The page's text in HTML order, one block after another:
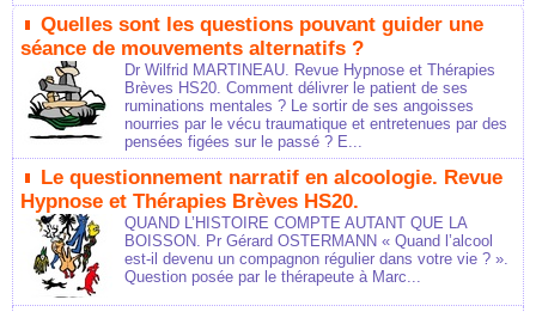
Quelles sont les questions pouvant guider une
séance de mouvements alternatifs ?
Dr Wilfrid MARTINEAU. Revue Hypnose et Thérapies
Brèves HS20. Comment délivrer le patient de ses
ruminations mentales ? Le sortir de ses angoisses
nourries par le vécu traumatique et entretenues par des
pensées figées sur le passé ? E...
Le questionnement narratif en alcoologie. Revue
Hypnose et Thérapies Brèves HS20.
QUAND L’HISTOIRE COMPTE AUTANT QUE LA
BOISSON. Pr Gérard OSTERMANN « Quand l’alcool
est-il devenu un compagnon régulier dans votre vie ? ».
Question posée par le thérapeute à Marc...